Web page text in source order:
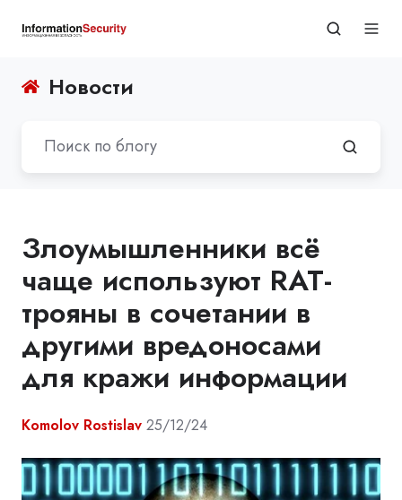
Новости
Злоумышленники всё
чаще используют RAT-
трояны в сочетании в
другими вредоносами
для кражи информации
Komolov Rostislav 25/12/24